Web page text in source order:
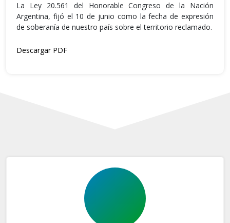
La Ley 20.561 del Honorable Congreso de la Nación
Argentina, fijó el 10 de junio como la fecha de expresión
de soberanía de nuestro país sobre el territorio reclamado.
Descargar PDF